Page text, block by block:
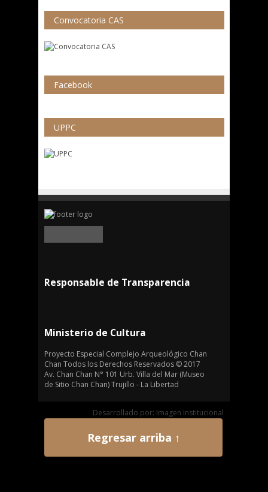
Convocatoria CAS
Facebook
UPPC
Responsable de Transparencia
Ministerio de Cultura
Proyecto Especial Complejo Arqueológico Chan
Chan Todos los Derechos Reservados © 2017
Av. Chan Chan N° 101 Urb. Villa del Mar (Museo
de Sitio Chan Chan) Trujillo - La Libertad
Desarrollado por: Imagen Institucional
Regresar arriba ↑